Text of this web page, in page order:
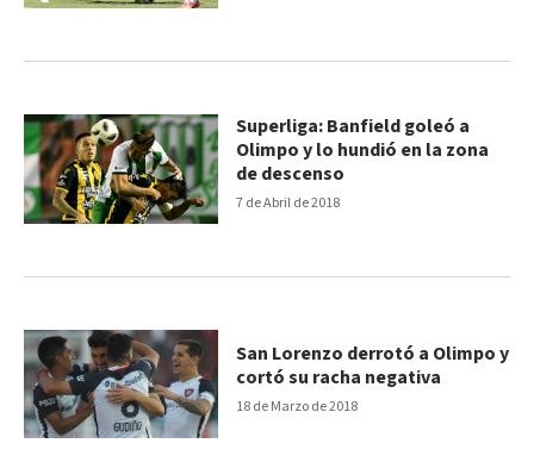
7 de Abril de 2018
Superliga: Banfield goleó a
Olimpo y lo hundió en la zona
de descenso
18 de Marzo de 2018
San Lorenzo derrotó a Olimpo y
cortó su racha negativa